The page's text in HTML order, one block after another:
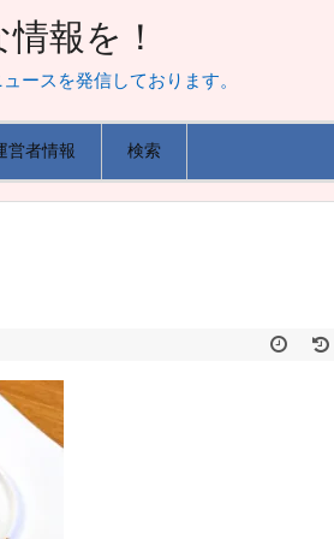
報を！
ースを発信しております。
営者情報 検索